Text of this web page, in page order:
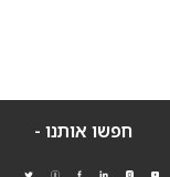
חפשו אותנו -